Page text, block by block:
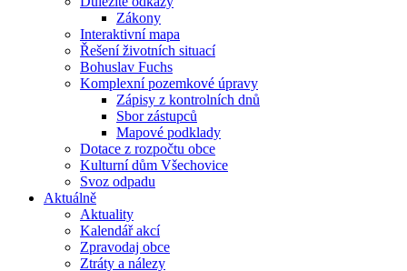
Zákony
Interaktivní mapa
Řešení životních situací
Bohuslav Fuchs
Komplexní pozemkové úpravy
Zápisy z kontrolních dnů
Sbor zástupců
Mapové podklady
Dotace z rozpočtu obce
Kulturní dům Všechovice
Svoz odpadu
Aktuálně
Aktuality
Kalendář akcí
Zpravodaj obce
Ztráty a nálezy